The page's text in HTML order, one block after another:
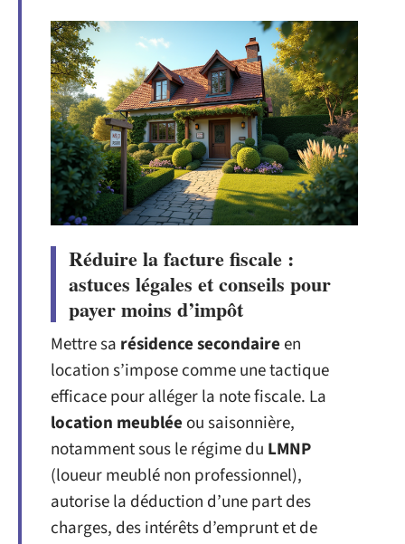
Réduire la facture fiscale :
astuces légales et conseils pour
payer moins d’impôt
Mettre sa résidence secondaireen
location s’impose comme une tactique
efficace pour alléger la note fiscale. La
location meublée ou saisonnière,
notamment sous le régime du LMNP
(loueur meublé non professionnel),
autorise la déduction d’une part des
charges, des intérêts d’emprunt et de